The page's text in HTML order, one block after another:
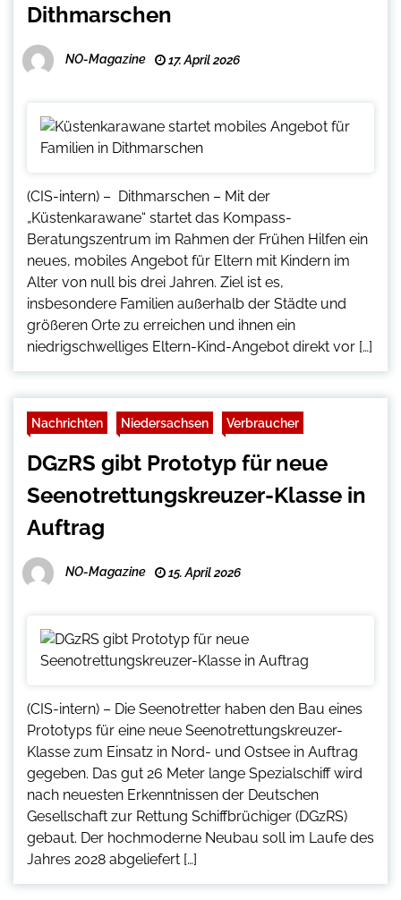
Dithmarschen
NO-Magazine 17. April 2026
(CIS-intern) – Dithmarschen – Mit der
„Küstenkarawane“ startet das Kompass-
Beratungszentrum im Rahmen der Frühen Hilfen ein
neues, mobiles Angebot für Eltern mit Kindern im
Alter von null bis drei Jahren. Ziel ist es,
insbesondere Familien außerhalb der Städte und
größeren Orte zu erreichen und ihnen ein
niedrigschwelliges Eltern-Kind-Angebot direkt vor […]
Nachrichten Niedersachsen Verbraucher
DGzRS gibt Prototyp für neue
Seenotrettungskreuzer-Klasse in
Auftrag
NO-Magazine 15. April 2026
(CIS-intern) – Die Seenotretter haben den Bau eines
Prototyps für eine neue Seenotrettungskreuzer-
Klasse zum Einsatz in Nord- und Ostsee in Auftrag
gegeben. Das gut 26 Meter lange Spezialschiff wird
nach neuesten Erkenntnissen der Deutschen
Gesellschaft zur Rettung Schiffbrüchiger (DGzRS)
gebaut. Der hochmoderne Neubau soll im Laufe des
Jahres 2028 abgeliefert […]